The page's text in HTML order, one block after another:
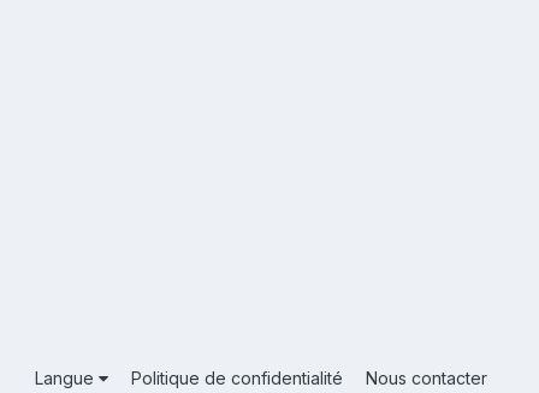
Langue Politique de confidentialité Nous contacter